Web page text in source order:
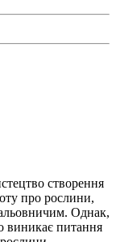
створення
про рослини,
Однак,
виникає питання